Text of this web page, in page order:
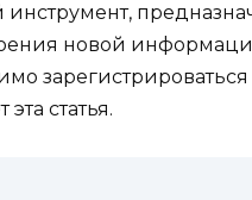
новой
статья.